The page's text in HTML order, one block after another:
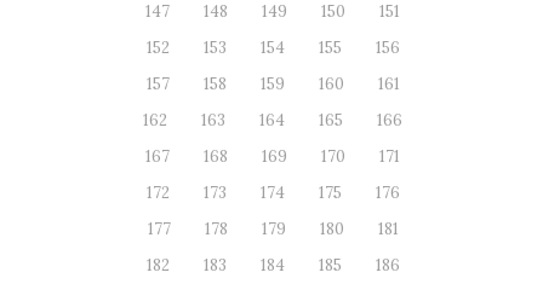
147
148 149 150
151
152
153 154 155
156
157
158 159 160
161
162
163 164 165
166
167
168 169 170
171
172
173 174 175
176
177
178 179 180
181
182
183 184 185
186